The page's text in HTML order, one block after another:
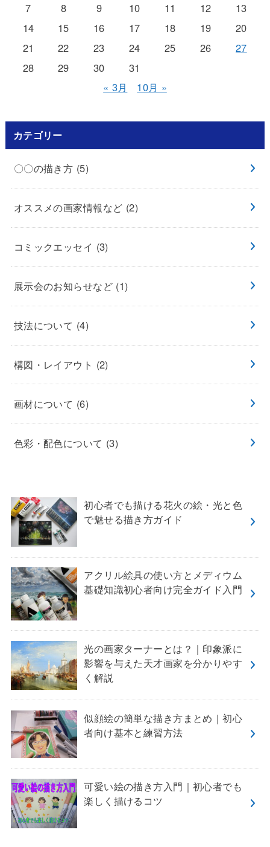
7
8 9 10 11 12
13
14
15 16 17 18 19
20
21
22 23 24 25 26
27
28
29 30
31
« 3月
10月 »
カテゴリー
〇〇の描き方 (5)
オススメの画家情報など (2)
コミックエッセイ (3)
展示会のお知らせなど (1)
技法について (4)
構図・レイアウト (2)
画材について (6)
色彩・配色について (3)
初心者でも描ける花火の絵・光と色
で魅せる描き方ガイド
アクリル絵具の使い方とメディウム
基礎知識初心者向け完全ガイド入門
光の画家ターナーとは？｜印象派に
影響を与えた天才画家を分かりやす
く解説
似顔絵の簡単な描き方まとめ｜初心
者向け基本と練習方法
可愛い絵の描き方入門｜初心者でも
楽しく描けるコツ